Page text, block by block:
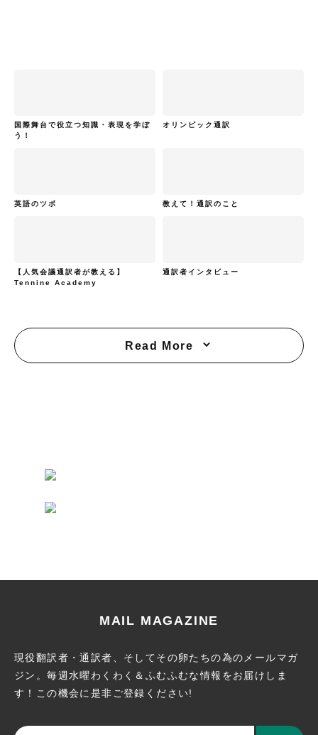
国際舞台で役立つ知識・表現を学ぼ
う！
オリンピック通訳
英語のツボ 教えて！通訳のこと
【人気会議通訳者が教える】
Tennine Academy
通訳者インタビュー
Read More
MAIL MAGAZINE
現役翻訳者・通訳者、そしてその卵たちの為のメールマガ
ジン。毎週水曜わくわく＆ふむふむな情報をお届けしま
す！この機会に 是非ご登録ください!